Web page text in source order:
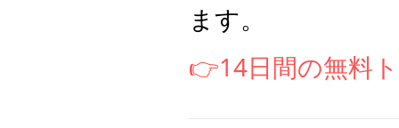
ます。
👉14日間の無料